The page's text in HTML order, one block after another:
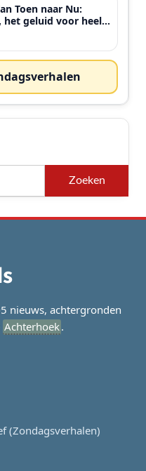
Toen naar Nu:
het geluid voor heel
nieuws, achtergronden
Achterhoek.
(Zondagsverhalen)